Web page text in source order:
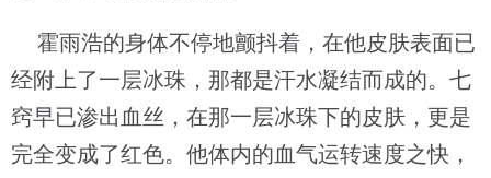
霍雨浩的身体不停地颤抖着，在他皮肤表面已
经附上了一层冰珠，那都是汗水凝结而成的。七
窍早已渗出血丝，在那一层冰珠下的皮肤，更是
完全变成了红色。他体内的血气运转速度之快，